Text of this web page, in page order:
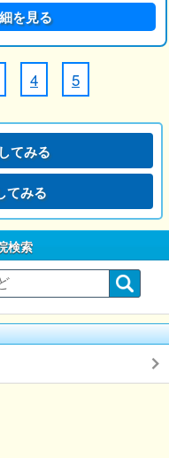
を見る
4 5
てみる
てみる
検索